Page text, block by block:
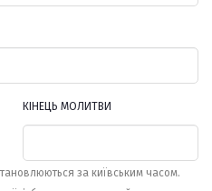
КІНЕЦЬ МОЛИТВИ
за київським часом.